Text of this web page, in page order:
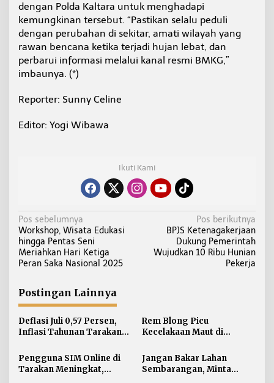
dengan Polda Kaltara untuk menghadapi
kemungkinan tersebut. “Pastikan selalu peduli
dengan perubahan di sekitar, amati wilayah yang
rawan bencana ketika terjadi hujan lebat, dan
perbarui informasi melalui kanal resmi BMKG,”
imbaunya. (*)
Reporter: Sunny Celine
Editor: Yogi Wibawa
Ikuti Kami
N
a
v
i
a
s
i
p
o
s
Pos sebelumnya
Workshop, Wisata Edukasi
hingga Pentas Seni
Meriahkan Hari Ketiga
Peran Saka Nasional 2025
Pos berikutnya
BPJS Ketenagakerjaan
Dukung Pemerintah
Wujudkan 10 Ribu Hunian
Pekerja
Postingan Lainnya
Deflasi Juli 0,57 Persen,
Inflasi Tahunan Tarakan
Rem Blong Picu
Kecelakaan Maut di
Pengendara Meregang
Nyawa
Pengguna SIM Online di
Tarakan Meningkat,
Jangan Bakar Lahan
Sembarangan, Minta